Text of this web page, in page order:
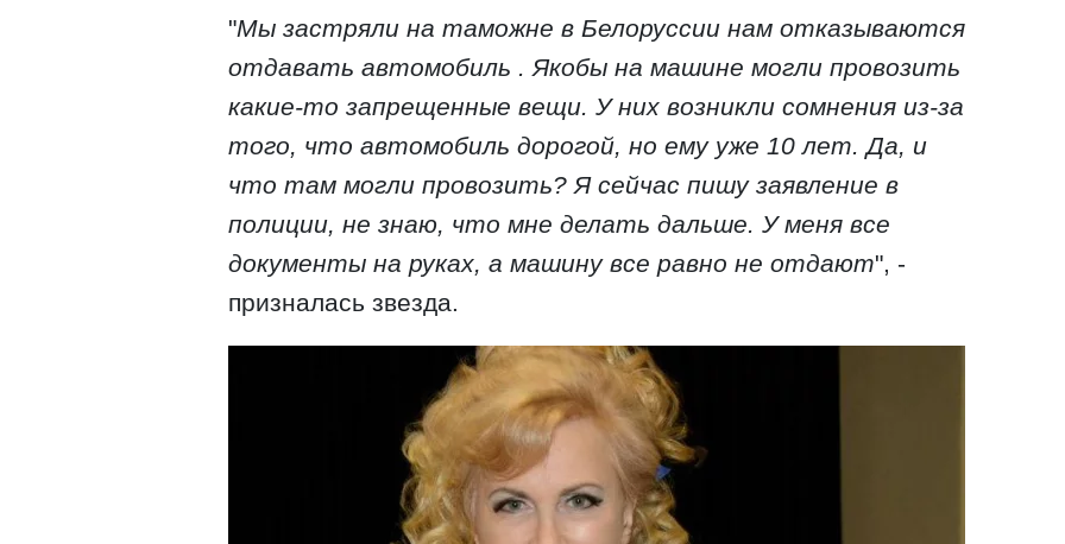
"Мы застряли на таможне в Белоруссии нам отказываются
отдавать автомобиль . Якобы на машине могли провозить
какие-то запрещенные вещи. У них возникли сомнения из-за
того, что автомобиль дорогой, но ему уже 10 лет. Да, и
что там могли провозить? Я сейчас пишу заявление в
полиции, не знаю, что мне делать дальше. У меня все
документы на руках, а машину все равно не отдают", -
призналась звезда.